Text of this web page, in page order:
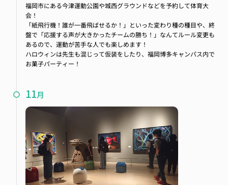
福岡市にある今津運動公園や城西グラウンドなどを予約して体育大
会！
「紙飛行機！誰が一番飛ばせるか！」といった変わり種の種目や、終
盤で「応援する声が大きかったチームの勝ち！」なんてルール変更も
あるので、運動が苦手な人でも楽しめます！
ハロウィンは先生も混じって仮装をしたり、福岡博多キャンパス内で
お菓子パーティー！
11月